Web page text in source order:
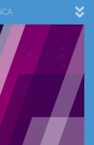
Eurovision 2024
eurovision 2019
Noticias